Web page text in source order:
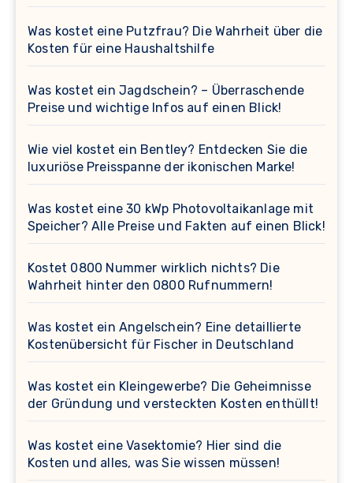
Was kostet eine Putzfrau? Die Wahrheit über die
Kosten für eine Haushaltshilfe
Was kostet ein Jagdschein? – Überraschende
Preise und wichtige Infos auf einen Blick!
Wie viel kostet ein Bentley? Entdecken Sie die
luxuriöse Preisspanne der ikonischen Marke!
Was kostet eine 30 kWp Photovoltaikanlage mit
Speicher? Alle Preise und Fakten auf einen Blick!
Kostet 0800 Nummer wirklich nichts? Die
Wahrheit hinter den 0800 Rufnummern!
Was kostet ein Angelschein? Eine detaillierte
Kostenübersicht für Fischer in Deutschland
Was kostet ein Kleingewerbe? Die Geheimnisse
der Gründung und versteckten Kosten enthüllt!
Was kostet eine Vasektomie? Hier sind die
Kosten und alles, was Sie wissen müssen!